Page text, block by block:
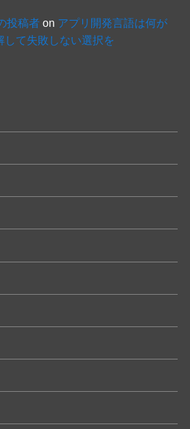
投稿者on アプリ開発言語は何が
て失敗しない選択を